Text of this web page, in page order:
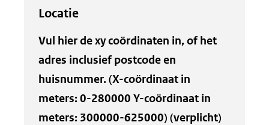
Locatie
Vul hier de xy coördinaten in, of het
adres inclusief postcode en
huisnummer. (X-coördinaat in
meters: 0-280000 Y-coördinaat in
meters: 300000-625000) (verplicht)